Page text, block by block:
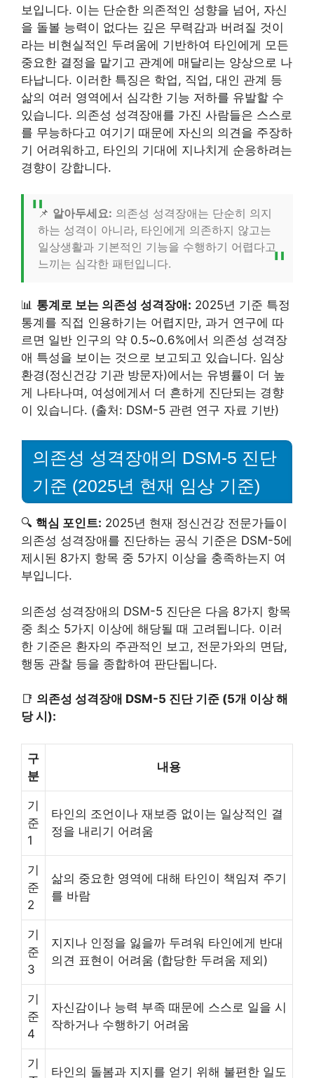
보입니다. 이는 단순한 의존적인 성향을 넘어, 자신
을 돌볼 능력이 없다는 깊은 무력감과 버려질 것이
라는 비현실적인 두려움에 기반하여 타인에게 모든
중요한 결정을 맡기고 관계에 매달리는 양상으로 나
타납니다. 이러한 특징은 학업, 직업, 대인 관계 등
삶의 여러 영역에서 심각한 기능 저하를 유발할 수
있습니다. 의존성 성격장애를 가진 사람들은 스스로
를 무능하다고 여기기 때문에 자신의 의견을 주장하
기 어려워하고, 타인의 기대에 지나치게 순응하려는
경향이 강합니다.
📌 알아두세요: 의존성 성격장애는 단순히 의지
하는 성격이 아니라, 타인에게 의존하지 않고는
일상생활과 기본적인 기능을 수행하기 어렵다고
느끼는 심각한 패턴입니다.
📊 통계로 보는 의존성 성격장애: 2025년 기준 특정
통계를 직접 인용하기는 어렵지만, 과거 연구에 따
르면 일반 인구의 약 0.5~0.6%에서 의존성 성격장
애 특성을 보이는 것으로 보고되고 있습니다. 임상
환경(정신건강 기관 방문자)에서는 유병률이 더 높
게 나타나며, 여성에게서 더 흔하게 진단되는 경향
이 있습니다. (출처: DSM-5 관련 연구 자료 기반)
의존성 성격장애의 DSM-5 진단
기준 (2025년 현재 임상 기준)
🔍 핵심 포인트: 2025년 현재 정신건강 전문가들이
의존성 성격장애를 진단하는 공식 기준은 DSM-5에
제시된 8가지 항목 중 5가지 이상을 충족하는지 여
부입니다.
의존성 성격장애의 DSM-5 진단은 다음 8가지 항목
중 최소 5가지 이상에 해당될 때 고려됩니다. 이러
한 기준은 환자의 주관적인 보고, 전문가와의 면담,
행동 관찰 등을 종합하여 판단됩니다.
📑 의존성 성격장애 DSM-5 진단 기준 (5개 이상 해
당 시):
구
분
내용
기
준
1
타인의 조언이나 재보증 없이는 일상적인 결
정을 내리기 어려움
기
준
2
삶의 중요한 영역에 대해 타인이 책임져 주기
를 바람
기
준
3
지지나 인정을 잃을까 두려워 타인에게 반대
의견 표현이 어려움 (합당한 두려움 제외)
기
준
4
자신감이나 능력 부족 때문에 스스로 일을 시
작하거나 수행하기 어려움
기
타인의 돌봄과 지지를 얻기 위해 불편한 일도